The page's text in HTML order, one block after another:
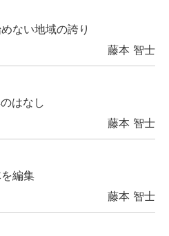
ない地域の誇り
藤本 智士
はなし
藤本 智士
編集
藤本 智士